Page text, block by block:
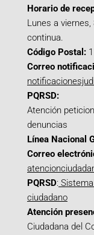
Horario de
Lunes a viernes,
continua.
Código Postal:
Correo
PQRSD:
Atención
denuncias
Línea Nacional
Correo
PQRSD:
ciudadano
Atención
Ciudadana del